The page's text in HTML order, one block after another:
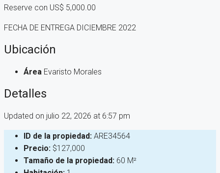
Reserve con US$ 5,000.00
FECHA DE ENTREGA DICIEMBRE 2022
Ubicación
Área Evaristo Morales
Detalles
Updated on julio 22, 2026 at 6:57 pm
ID de la propiedad: ARE34564
Precio: $127,000
Tamaño de la propiedad: 60 M²